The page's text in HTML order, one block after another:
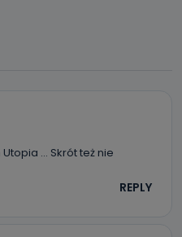
… Skrót też nie
REPLY